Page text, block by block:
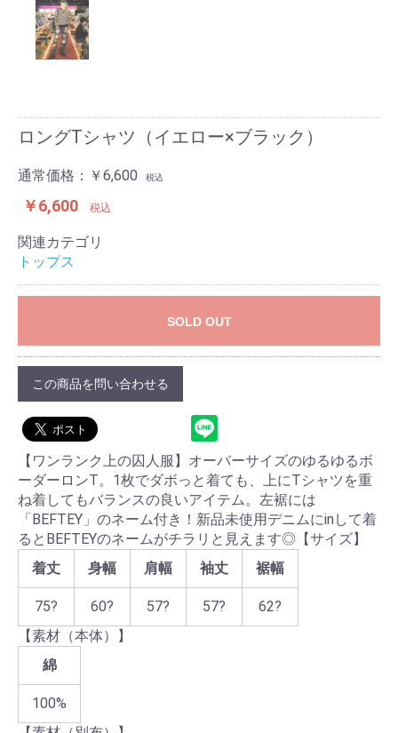
ロングTシャツ（イエロー×ブラック）
通常価格： ￥6,600 税込
￥6,600 税込
関連カテゴリ
トップス
SOLD OUT
この商品を問い合わせる
【ワンランク上の囚人服】オーバーサイズのゆるゆるボ
ーダーロンT。1枚でダボっと着ても、上にTシャツを重
ね着してもバランスの良いアイテム。左裾には
「BEFTEY」のネーム付き！新品未使用デニムにinして着
るとBEFTEYのネームがチラリと見えます◎【サイズ】
着丈
身幅 肩幅 袖丈 裾幅
75? 60? 57? 57?
62?
【素材（本体）】
綿
100%